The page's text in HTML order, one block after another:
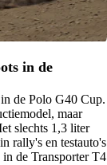
in de
de Polo G40 Cup.
maar
slechts 1,3 liter
rally's en testauto's
de Transporter T4